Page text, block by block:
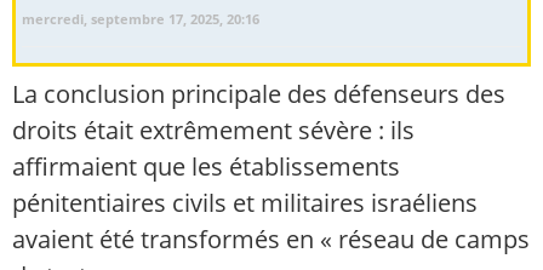
mercredi, septembre 17, 2025, 20:16
La conclusion principale des défenseurs des
droits était extrêmement sévère : ils
affirmaient que les établissements
pénitentiaires civils et militaires israéliens
avaient été transformés en « réseau de camps